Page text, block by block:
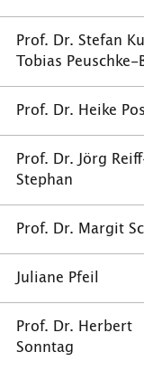
Prof. Dr. Stefan
Tobias Peuschke-
Prof. Dr. Heike
Prof. Dr. Jörg
Stephan
Prof. Dr. Margit
Juliane Pfeil
Prof. Dr. Herbert
Sonntag